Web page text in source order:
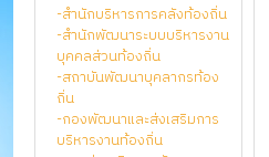
-สำนักบริหารการคลังท้องถิ่น
-สำนักพัฒนาระบบบริหารงาน
บุคคลส่วนท้องถิ่น
-สถาบันพัฒนาบุคลากรท้อง
ถิ่น
-กองพัฒนาและส่งเสริมการ
บริหารงานท้องถิ่น